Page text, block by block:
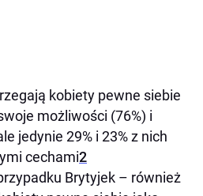
kobiety pewne siebie
możliwości (76%) i
jedynie 29% i 23% z nich
cechami2
Brytyjek – również